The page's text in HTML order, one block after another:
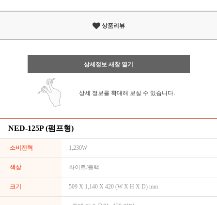
상품리뷰
상세정보 새창 열기
상세 정보를 확대해 보실 수 있습니다.
NED-125P (펌프형)
소비전력 1,230W
색상 화이트/블랙
크기 509 X 1,140 X 420 (W X H X D) mm